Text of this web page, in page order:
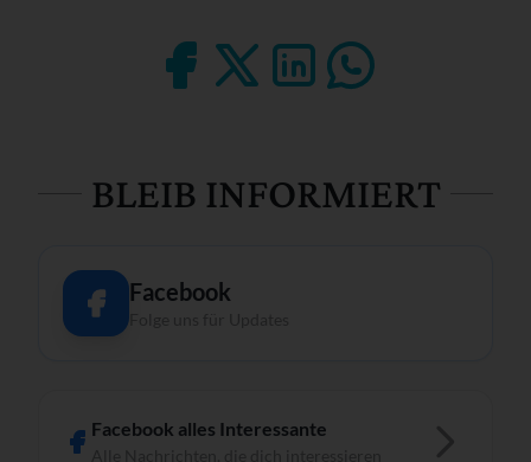
BLEIB INFORMIERT
Facebook
Facebook alles Interessante